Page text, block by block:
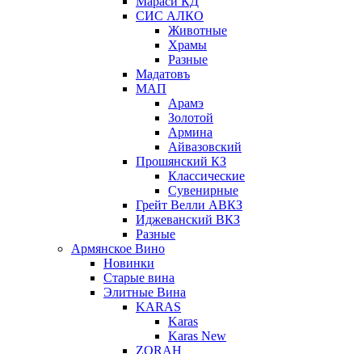
СИС АЛКО
Животные
Храмы
Разные
Мадатовъ
МАП
Арамэ
Золотой
Армина
Айвазовский
Прошянский КЗ
Классические
Сувенирные
Грейт Велли АВКЗ
Иджеванский ВКЗ
Разные
Армянское Вино
Новинки
Старые вина
Элитные Вина
KARAS
Karas
Karas New
ZORAH